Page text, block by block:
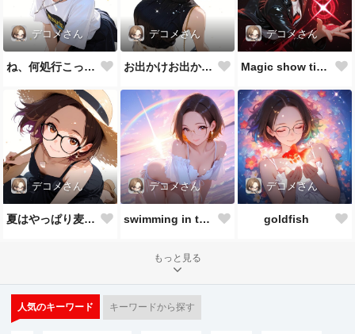
デコメさん
ね、何処行こっか？
デコメさん
お出かけお出かけ♪
デコメさん
Magic show time!!
デコメさん
夏はやっぱり麦わら帽子👒
デコメさん
swimming in the sea
デコメさん
goldfish
もっと見る
人気のキーワード キーワードから探す